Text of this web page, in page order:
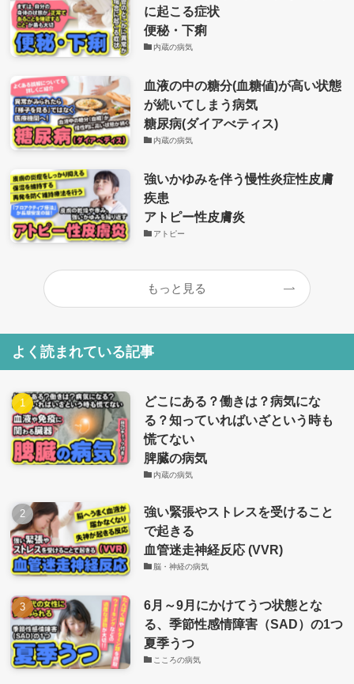
に起こる症状
便秘・下痢
内蔵の病気
血液の中の糖分(血糖値)が高い状態
が続いてしまう病気
糖尿病(ダイアべティス)
内蔵の病気
強いかゆみを伴う慢性炎症性皮膚
疾患
アトピー性皮膚炎
アトピー
もっと見る
よく読まれている記事
どこにある？働きは？病気にな
る？知っていればいざという時も
慌てない
脾臓の病気
内蔵の病気
強い緊張やストレスを受けること
で起きる
血管迷走神経反応 (VVR)
脳・神経の病気
6月～9月にかけてうつ状態とな
る、季節性感情障害（SAD）の1つ
夏季うつ
こころの病気